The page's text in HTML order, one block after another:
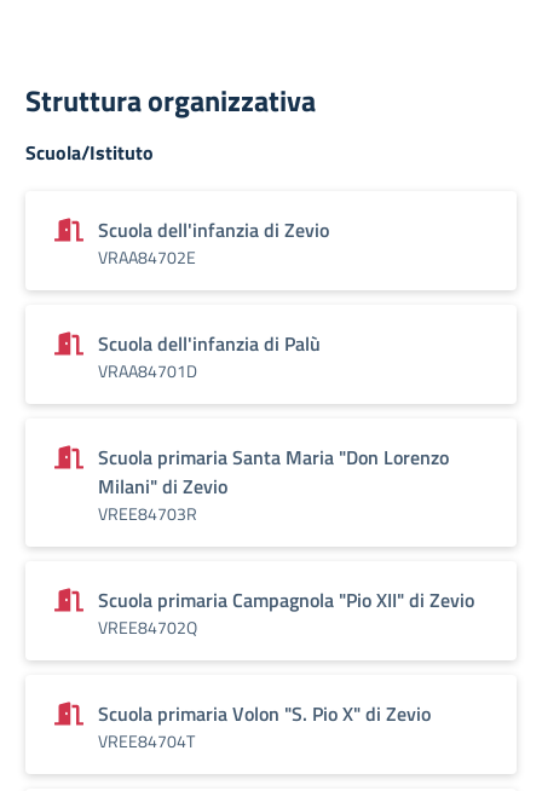
Struttura organizzativa
Scuola/Istituto
Scuola dell'infanzia di Zevio
VRAA84702E
Scuola dell'infanzia di Palù
VRAA84701D
Scuola primaria Santa Maria "Don Lorenzo
Milani" di Zevio
VREE84703R
Scuola primaria Campagnola "Pio XII" di Zevio
VREE84702Q
Scuola primaria Volon "S. Pio X" di Zevio
VREE84704T